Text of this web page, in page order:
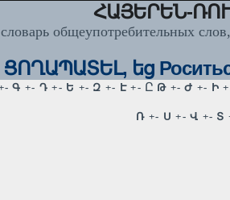
ՀԱՅԵՐԵՆ-
словарь общеупотребительных
ՑՈՂԱՊԱՏԵԼ, եց